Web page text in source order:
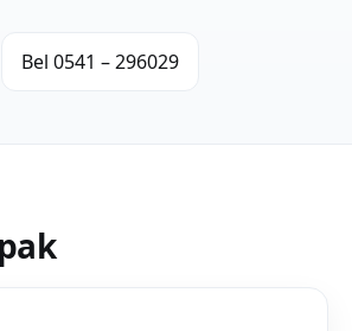
Bel 0541 – 296029